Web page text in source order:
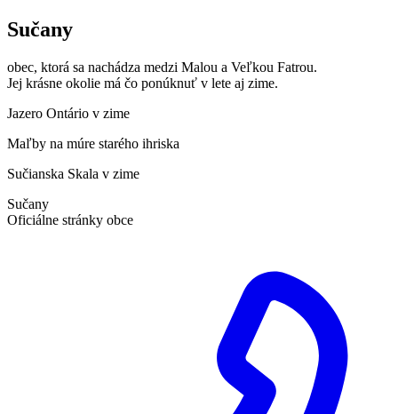
Sučany
obec, ktorá sa nachádza medzi Malou a Veľkou Fatrou.
Jej krásne okolie má čo ponúknuť v lete aj zime.
Jazero Ontário v zime
Maľby na múre starého ihriska
Sučianska Skala v zime
Sučany
Oficiálne stránky obce